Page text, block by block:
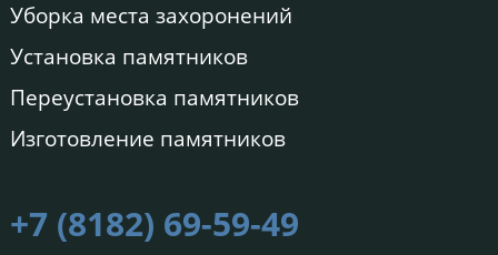
Уборка места захоронений
Установка памятников
Переустановка памятников
Изготовление памятников
+7 (8182) 69-59-49